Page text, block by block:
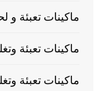
ماكينات تعبئة و
ماكينات تعبئة
ماكينات تعبئة